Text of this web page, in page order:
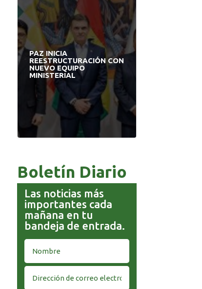
PAZ INICIA
REESTRUCTURACIÓN CON
NUEVO EQUIPO
MINISTERIAL
Boletín Diario
Las noticias más
importantes cada
mañana en tu
bandeja de entrada.